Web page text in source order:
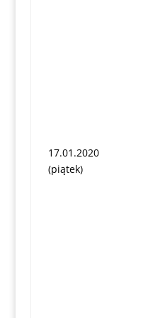
17.01.2020
(piątek)